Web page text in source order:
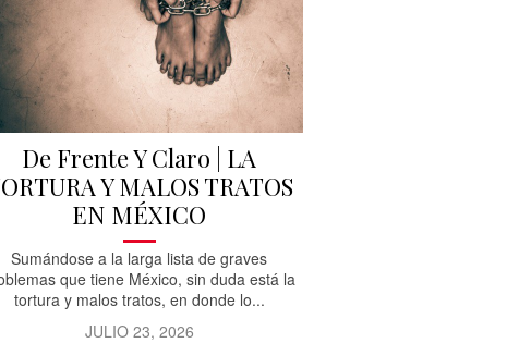
De Frente Y Claro | LA
Y MALOS TRATOS
EN MÉXICO
Sumándose a la larga lista de graves
que tiene México, sin duda está la
tortura y malos tratos, en donde lo...
JULIO 23, 2026